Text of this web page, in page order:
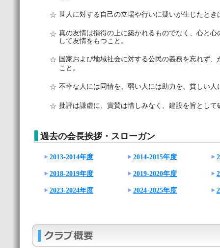
☆ 世人に対する自己の立場や行いに疑いが生じたと
☆ 真の友情は損得の上に築かれるものでなく、心と
して友情をもつこと。
☆ 国家および地域社会に対する公民の義務を忘れず
こと。
☆ 不幸な人には同情を、弱い人には助力を、貧しい
☆ 批評は謙虚に、賞賛は惜しみなく、建設を旨として
過去の会長挨拶・スローガン
2013-2014年度 2014-2015年度
2018-2019年度 2019-2020年度
2023-2024年度 2024-2025年度